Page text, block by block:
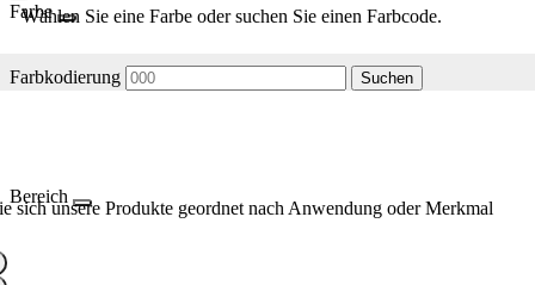
Farbe
Wählen Sie eine Farbe oder suchen Sie einen Farbcode.
Farbkodierung Suchen
Bereich
sich unsere Produkte geordnet nach Anwendung oder Merkmal